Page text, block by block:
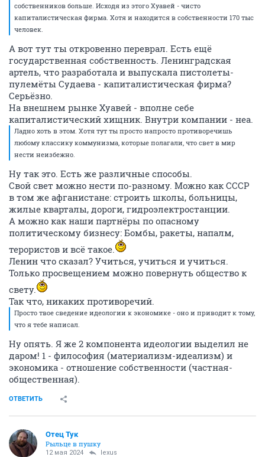
собственников больше. Исходя из этого Хуавей - чисто
капиталистическая фирма. Хотя и находится в собственности 170 тыс
человек.
А вот тут ты откровенно переврал. Есть ещё
государственная собственность. Ленинградская
артель, что разработала и выпускала пистолеты-
пулемёты Судаева - капиталистическая фирма?
Серьёзно.
На внешнем рынке Хуавей - вполне себе
капиталистический хищник. Внутри компании - неа.
Ладно хоть в этом. Хотя тут ты просто напросто противоречишь
любому классику коммунизма, которые полагали, что свет в мир
нести неизбежно.
Ну так это. Есть же различные способы.
Свой свет можно нести по-разному. Можно как СССР
в том же афганистане: строить школы, больницы,
жилые кварталы, дороги, гидроэлектростанции.
А можно как наши партнёры по опасному
политическому бизнесу: Бомбы, ракеты, напалм,
терористов и всё такое.
Ленин что сказал? Учиться, учиться и учиться.
Только просвещением можно повернуть общество к
свету.
Так что, никаких противоречий.
Просто твое сведение идеологии к экономике - оно и приводит к тому,
что я тебе написал.
Ну опять. Я же 2 компонента идеологии выделил не
даром! 1 - философия (материализм-идеализм) и
экономика - отношение собственности (частная-
общественная).
ОТВЕТИТЬ
Отец Тук
Рыльце в пушку
12 мая 2024 lexus